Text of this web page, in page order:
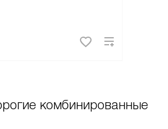
комбинированные